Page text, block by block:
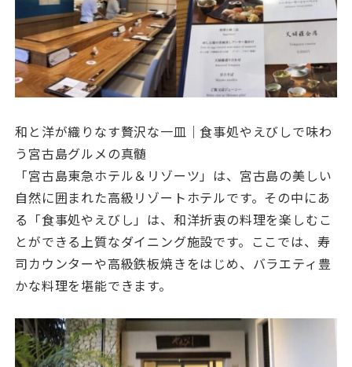
和と洋が織りなす贅沢な一皿｜食事処やえびしで味わ
う宮古島グルメの真髄
「宮古島東急ホテル＆リゾーツ」は、宮古島の美しい
自然に囲まれた高級リゾートホテルです。その中にあ
る「食事処やえびし」は、和洋折衷の料理を楽しむこ
とができる上質なダイニング施設です。ここでは、寿
司カウンターや高級鉄板焼きをはじめ、バラエティ豊
かな料理を堪能できます。